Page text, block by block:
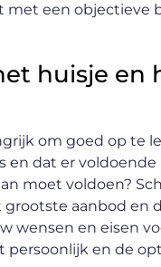
een objectieve
huisje
om goed op te
dat er
moet voldoen?
aanbod en
wensen en eisen
en de